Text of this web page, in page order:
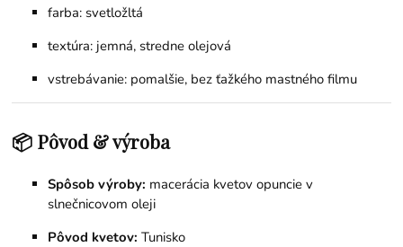
farba: svetložltá
textúra: jemná, stredne olejová
vstrebávanie: pomalšie, bez ťažkého mastného filmu
📦 Pôvod & výroba
Spôsob výroby: macerácia kvetov opuncie v
slnečnicovom oleji
Pôvod kvetov: Tunisko